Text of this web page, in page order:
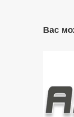
Вас